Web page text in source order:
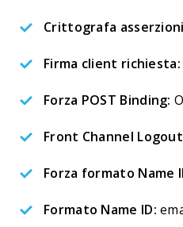
Crittografa
Firma client richiesta:
Forza POST Binding:
Front Channel
Forza formato Name
Formato Name ID: